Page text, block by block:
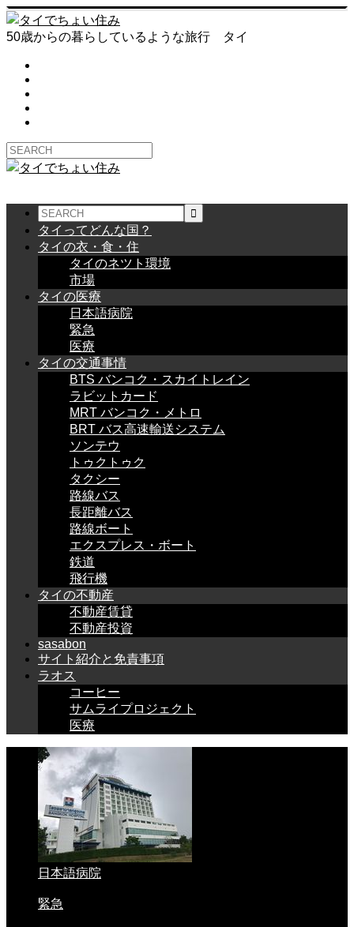
50歳からの暮らしているような旅行 タイ
タイってどんな国？
タイの衣・食・住
タイのネツト環境
市場
タイの医療
日本語病院
緊急
医療
タイの交通事情
BTS バンコク・スカイトレイン
ラビットカード
MRT バンコク・メトロ
BRT バス高速輸送システム
ソンテウ
トゥクトゥク
タクシー
路線バス
長距離バス
路線ボート
エクスプレス・ボート
鉄道
飛行機
タイの不動産
不動産賃貸
不動産投資
sasabon
サイト紹介と免責事項
ラオス
コーヒー
サムライプロジェクト
医療
日本語病院
緊急